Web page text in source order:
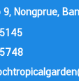
Nongprue,